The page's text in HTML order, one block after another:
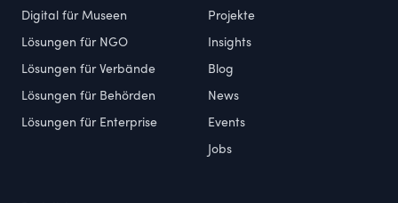
Digital für Museen
Lösungen für NGO
Lösungen für Verbände
Lösungen für Behörden
Lösungen für Enterprise
Projekte
Insights
Blog
News
Events
Jobs